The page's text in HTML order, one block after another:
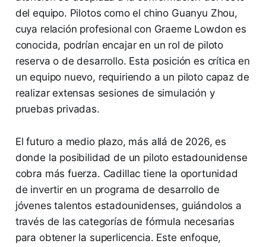
del equipo. Pilotos como el chino Guanyu Zhou,
cuya relación profesional con Graeme Lowdon es
conocida, podrían encajar en un rol de piloto
reserva o de desarrollo. Esta posición es crítica en
un equipo nuevo, requiriendo a un piloto capaz de
realizar extensas sesiones de simulación y
pruebas privadas.
El futuro a medio plazo, más allá de 2026, es
donde la posibilidad de un piloto estadounidense
cobra más fuerza. Cadillac tiene la oportunidad
de invertir en un programa de desarrollo de
jóvenes talentos estadounidenses, guiándolos a
través de las categorías de fórmula necesarias
para obtener la superlicencia. Este enfoque,